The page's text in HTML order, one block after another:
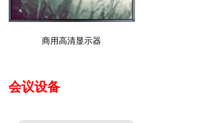
商用高清显示器
会议设备